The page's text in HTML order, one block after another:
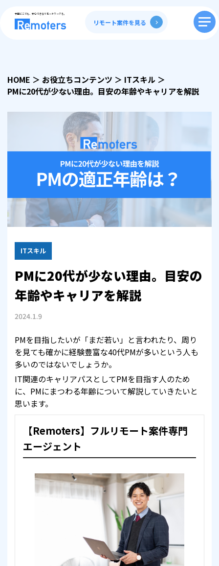
全国どこでも、安心できるリモートワークを。
リモート案件を見る
HOME ＞ お役立ちコンテンツ ＞ ITスキル ＞
PMに20代が少ない理由。目安の年齢やキャリアを解説
ITスキル
PMに20代が少ない理由。目安の
年齢やキャリアを解説
2024.1.9
PMを目指したいが「まだ若い」と言われたり、周り
を見ても確かに経験豊富な40代PMが多いという人も
多いのではないでしょうか。
IT関連のキャリアパスとしてPMを目指す人のため
に、PMにまつわる年齢について解説していきたいと
思います。
【Remoters】フルリモート案件専門
エージェント